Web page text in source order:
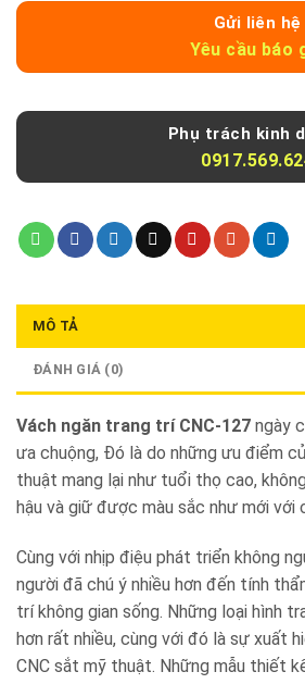
Gửi liên hệ
Yêu cầu báo
Phụ trách kinh
MÔ TẢ
ĐÁNH GIÁ (0)
Vách ngăn trang trí CNC-127 ngày
ưa chuộng, Đó là do những ưu điểm
thuật mang lại như tuổi thọ cao,
hậu và giữ được màu sắc như mới
Cùng với nhịp điệu phát triển không
người đã chú ý nhiều hơn đến tính
trí không gian sống. Những loại hình
hơn rất nhiều, cùng với đó là sự xuất
CNC sắt mỹ thuật. Những mẫu thiết